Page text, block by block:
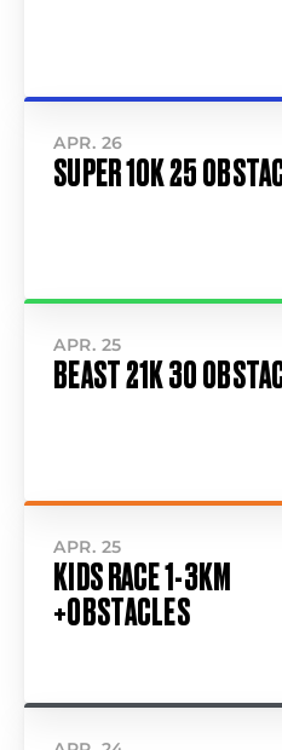
APR. 26
SUPER 10K 25
APR. 25
BEAST 21K 30
APR. 25
KIDS RACE 1-3KM
+OBSTACLES